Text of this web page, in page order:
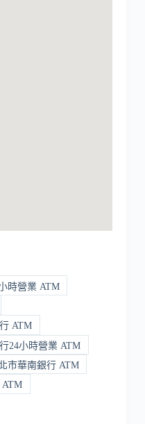
時營業 ATM
ATM
24小時營業 ATM
市華南銀行 ATM